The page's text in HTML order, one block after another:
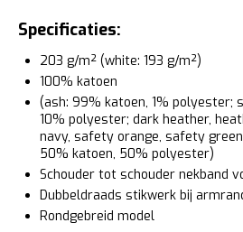
Specificaties:
203 g/m² (white: 193 g/m²)
100% katoen
(ash: 99% katoen, 1% polyester;
10% polyester; dark heather,
navy, safety orange, safety
50% katoen, 50% polyester)
Schouder tot schouder nekband
Dubbeldraads stikwerk bij
Rondgebreid model